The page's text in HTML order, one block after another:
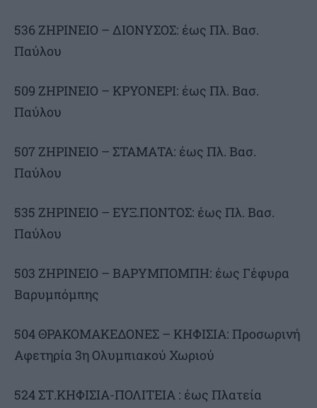
536 ΖΗΡΙΝΕΙΟ – ΔΙΟΝΥΣΟΣ: έως Πλ. Βασ.
Παύλου
509 ΖΗΡΙΝΕΙΟ – ΚΡΥΟΝΕΡΙ: έως Πλ. Βασ.
Παύλου
507 ΖΗΡΙΝΕΙΟ – ΣΤΑΜΑΤΑ: έως Πλ. Βασ.
Παύλου
535 ΖΗΡΙΝΕΙΟ – ΕΥΞ.ΠΟΝΤΟΣ: έως Πλ. Βασ.
Παύλου
503 ΖΗΡΙΝΕΙΟ – ΒΑΡΥΜΠΟΜΠΗ: έως Γέφυρα
Βαρυμπόμπης
504 ΘΡΑΚΟΜΑΚΕΔΟΝΕΣ – ΚΗΦΙΣΙΑ: Προσωρινή
Αφετηρία 3η Ολυμπιακού Χωριού
524 ΣΤ.ΚΗΦΙΣΙΑ-ΠΟΛΙΤΕΙΑ : έως Πλατεία